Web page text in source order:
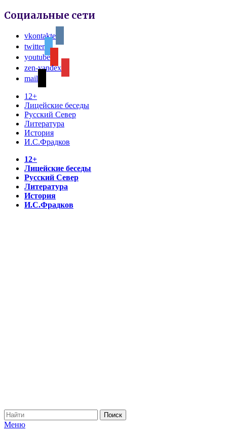
Социальные сети
vkontakte
twitter
youtube
zen-yandex
mail
12+
Лицейские беседы
Русский Север
Литература
История
И.С.Фрадков
12+
Лицейские беседы
Русский Север
Литература
История
И.С.Фрадков
Меню